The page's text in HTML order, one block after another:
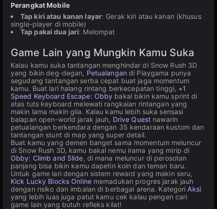
Perangkat Mobile
Tap kiri atau kanan layar: Gerak kiri atau kanan (khusus
single-player di mobile)
Tap pakai dua jari: Melompat
Game Lain yang Mungkin Kamu Suka
Kalau kamu suka tantangan menghindar di Snow Rush 3D
yang bikin deg-degan, Petualangan di Playgama punya
segudang tantangan serba cepat buat jaga momentum
kamu. Buat lari halang rintang berkecepatan tinggi, +1
Speed Keyboard Escape: Obby bakal bikin kamu sprint di
atas tuts keyboard melewati rangkaian rintangan yang
makin lama makin gila. Kalau kamu lebih suka sensasi
balapan open-world jarak jauh, Drive Quest nawarin
petualangan berkendara dengan 35 kendaraan kustom dan
tantangan stunt di map yang super detail.
Buat kamu yang demen banget sama momentum meluncur
di Snow Rush 3D, kamu bakal nemu irama yang mirip di
Obby: Climb and Slide, di mana meluncur di perosotan
panjang bisa bikin kamu dapetin koin dan teman baru.
Untuk game lari dengan sistem reward yang makin seru,
Kick Lucky Blocks Onlinememadukan progres jarak jauh
dengan risiko dan imbalan di berbagai arena. KategoriAksi
yang lebih luas juga patut kamu cek kalau pengen cari
game lain yang butuh refleks kilat!